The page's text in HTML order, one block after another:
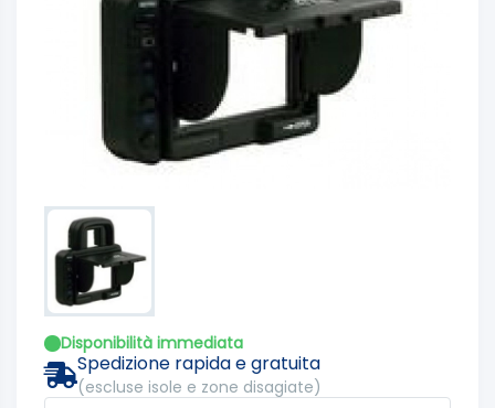
Disponibilità immediata
Spedizione rapida e gratuita
(escluse isole e zone disagiate)